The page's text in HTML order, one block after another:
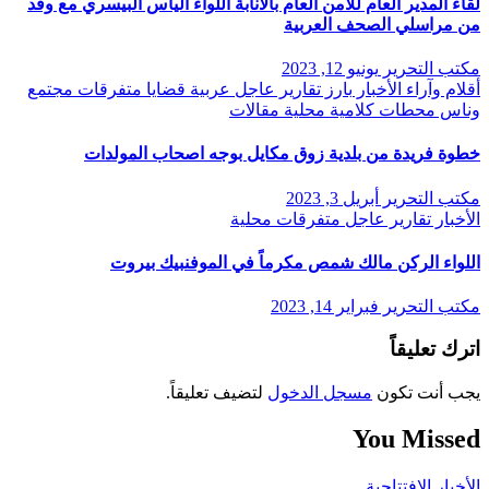
لقاء المدير العام للامن العام بالانابة اللواء الياس البيسري مع وفد
من مراسلي الصحف العربية
مكتب التحرير يونيو 12, 2023
أقلام وآراء الأخبار بارز تقارير عاجل عربية قضايا متفرقات مجتمع
وناس محطات كلامية محلية مقالات
خطوة فريدة من بلدية زوق مكايل بوجه اصحاب المولدات
مكتب التحرير
أبريل 3, 2023
الأخبار تقارير عاجل متفرقات محلية
اللواء الركن مالك شمص مكرماً في الموفنبيك بيروت
مكتب التحرير فبراير 14, 2023
اترك تعليقاً
يجب أنت تكون مسجل الدخول لتضيف تعليقاً.
You Missed